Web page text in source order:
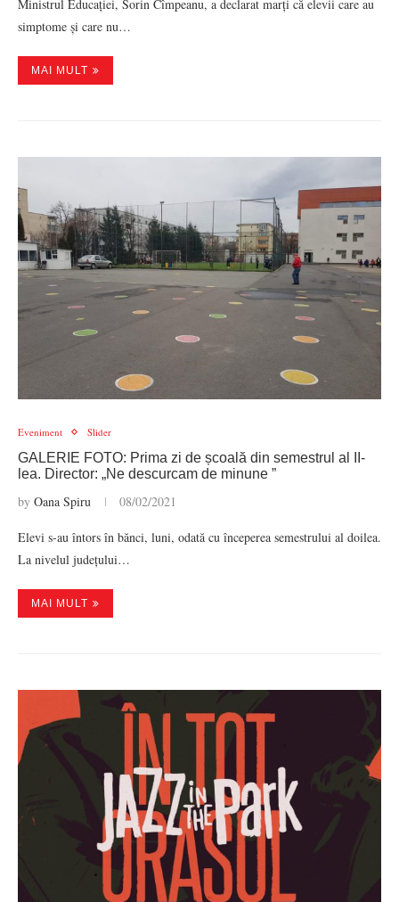
Ministrul Educației, Sorin Cîmpeanu, a declarat marți că elevii care au
simptome și care nu…
MAI MULT
Eveniment Slider
GALERIE FOTO: Prima zi de școală din semestrul al II-
lea. Director: „Ne descurcam de minune ”
by Oana Spiru 08/02/2021
Elevi s-au întors în bănci, luni, odată cu începerea semestrului al doilea.
La nivelul județului…
MAI MULT